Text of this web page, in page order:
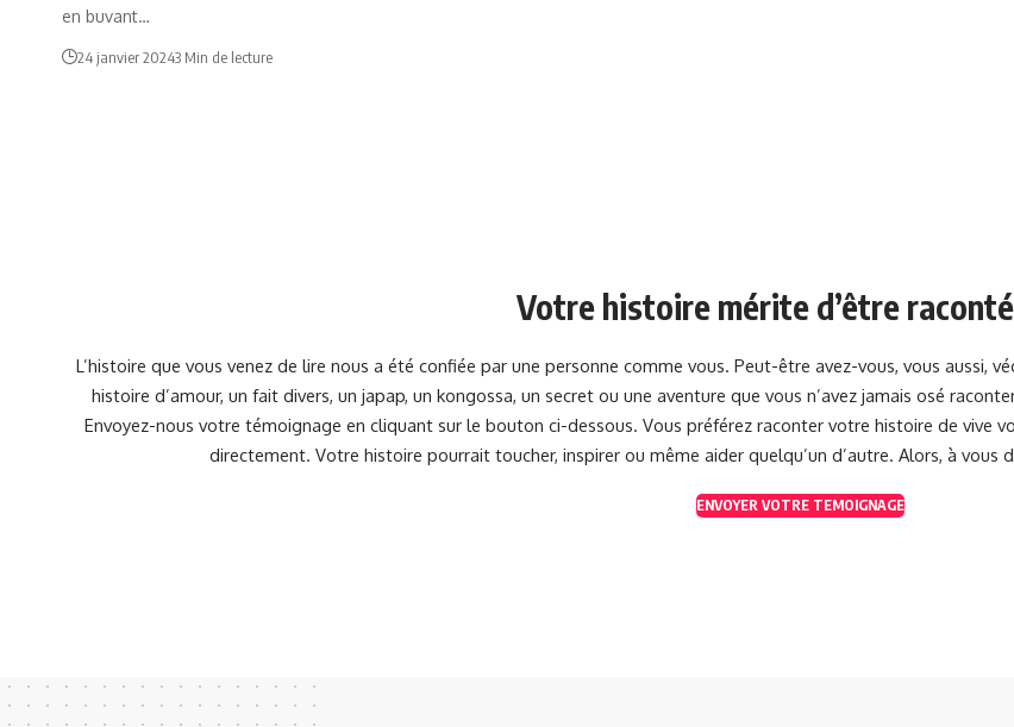
en buvant…
24 janvier 20243 Min de lecture
Votre histoire mérite d’être
L’histoire que vous venez de lire nous a été confiée par une personne comme vous. Peut-être avez-vous, vous aussi,
histoire d’amour, un fait divers, un japap, un kongossa, un secret ou une aventure que vous n’avez jamais osé
Envoyez-nous votre témoignage en cliquant sur le bouton ci-dessous. Vous préférez raconter votre histoire de vive
directement. Votre histoire pourrait toucher, inspirer ou même aider quelqu’un d’autre. Alors, à
ENVOYER VOTRE TEMOIGNAGE